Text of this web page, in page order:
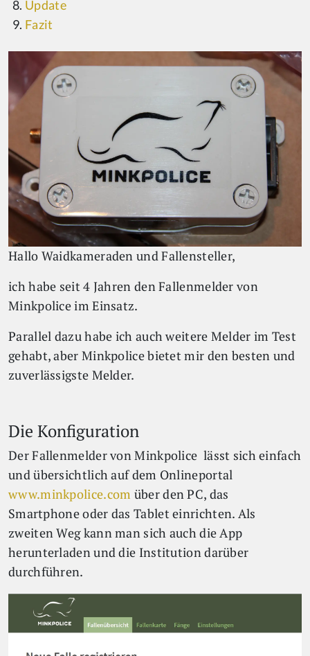
Update
Fazit
Hallo Waidkameraden und Fallensteller,
ich habe seit 4 Jahren den Fallenmelder von
Minkpolice im Einsatz.
Parallel dazu habe ich auch weitere Melder im Test
gehabt, aber Minkpolice bietet mir den besten und
zuverlässigste Melder.
Die Konfiguration
Der Fallenmelder von Minkpolice lässt sich einfach
und übersichtlich auf dem Onlineportal
www.minkpolice.com über den PC, das
Smartphone oder das Tablet einrichten. Als
zweiten Weg kann man sich auch die App
herunterladen und die Institution darüber
durchführen.